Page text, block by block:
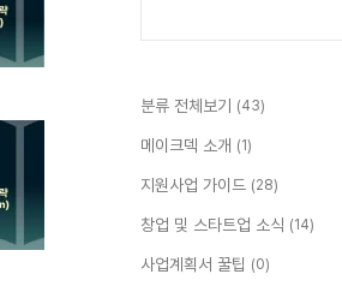
분류 전체보기 (43)
메이크덱 소개 (1)
지원사업 가이드 (28)
창업 및 스타트업 소식 (14)
사업계획서 꿀팁 (0)